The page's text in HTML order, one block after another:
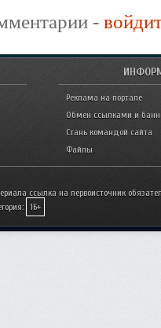
-
Реклама на портале
Обмен ссылками и
Стань командой сайта
Файлы
ссылка на первоисточник
16+